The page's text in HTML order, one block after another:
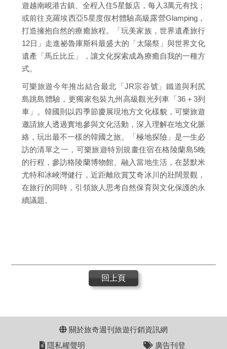
遊越南峴港古鎮、全程入住5星飯店，每人3萬元有找；
或前往克羅埃西亞5星度假村體驗高級露營Glamping，
打造擁抱自然的療癒旅程。「玩美家族，世界遺產旅行
12日」走進祕魯庫斯科最盛大的「太陽祭」與世界文化
遺產「馬丘比丘」，讓文化探索成為療癒自我的一種方
式。
可樂旅遊今年推出結合最北「JR宗谷號」鐵道與利尻
島跳島體驗，更獨家包裝九州高級觀光列車「36＋3列
車」。韓國則以四季節慶展現地方文化樣貌，可樂旅遊
邀請旅人透過實地參與文化活動，深入理解在地文化脈
絡，玩出最不一樣的韓國之旅。「極地探險」是一生必
訪的清單之一，可樂旅遊特別規畫住宿在格陵蘭島5晚
的行程，參訪格陵蘭博物館、融入當地生活，在瑟默米
尤特和冰峽灣健行，近距離欣賞艾奇冰川的壯闊景觀，
在旅行的同時，引領旅人思考自然保育與文化保護的永
續議題。
回上頁
關於旅奇週刊旅遊行銷資訊網
隱私權聲明
廣告刊登